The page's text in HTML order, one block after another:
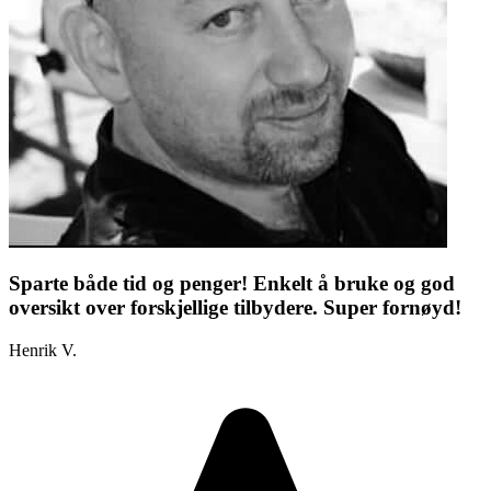
Sparte både tid og penger! Enkelt å bruke og god
oversikt over forskjellige tilbydere. Super fornøyd!
Henrik V.